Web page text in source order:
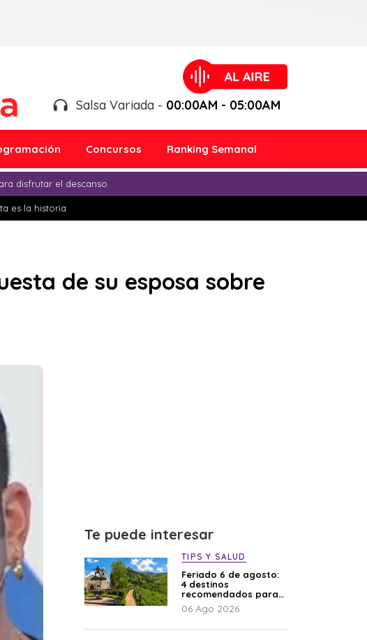
Salsa Variada - 00:00AM - 05:00AM
Concursos Ranking Semanal
disfrutar el descanso
es la historia
de su esposa sobre
Te puede interesar
TIPS Y SALUD
Feriado 6 de agosto:
4 destinos
recomendados para
disfrutar el descanso
06 Ago 2026